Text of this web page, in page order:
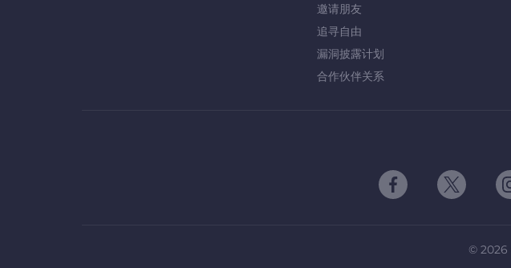
邀请朋友
追寻自由
漏洞披露计划
合作伙伴关系
© 2026